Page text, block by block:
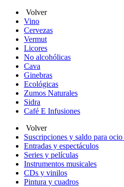
Volver
Vino
Cervezas
Vermut
Licores
No alcohólicas
Cava
Ginebras
Ecológicas
Zumos Naturales
Sidra
Café E Infusiones
Volver
Suscripciones y saldo para
Entradas y espectáculos
Series y películas
Instrumentos musicales
CDs y vinilos
Pintura y cuadros